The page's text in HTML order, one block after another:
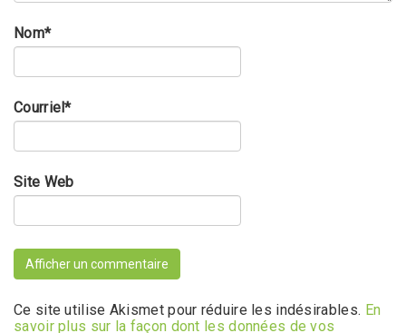
Nom*
Courriel*
Site Web
Ce site utilise Akismet pour réduire les indésirables. En
savoir plus sur la façon dont les données de vos